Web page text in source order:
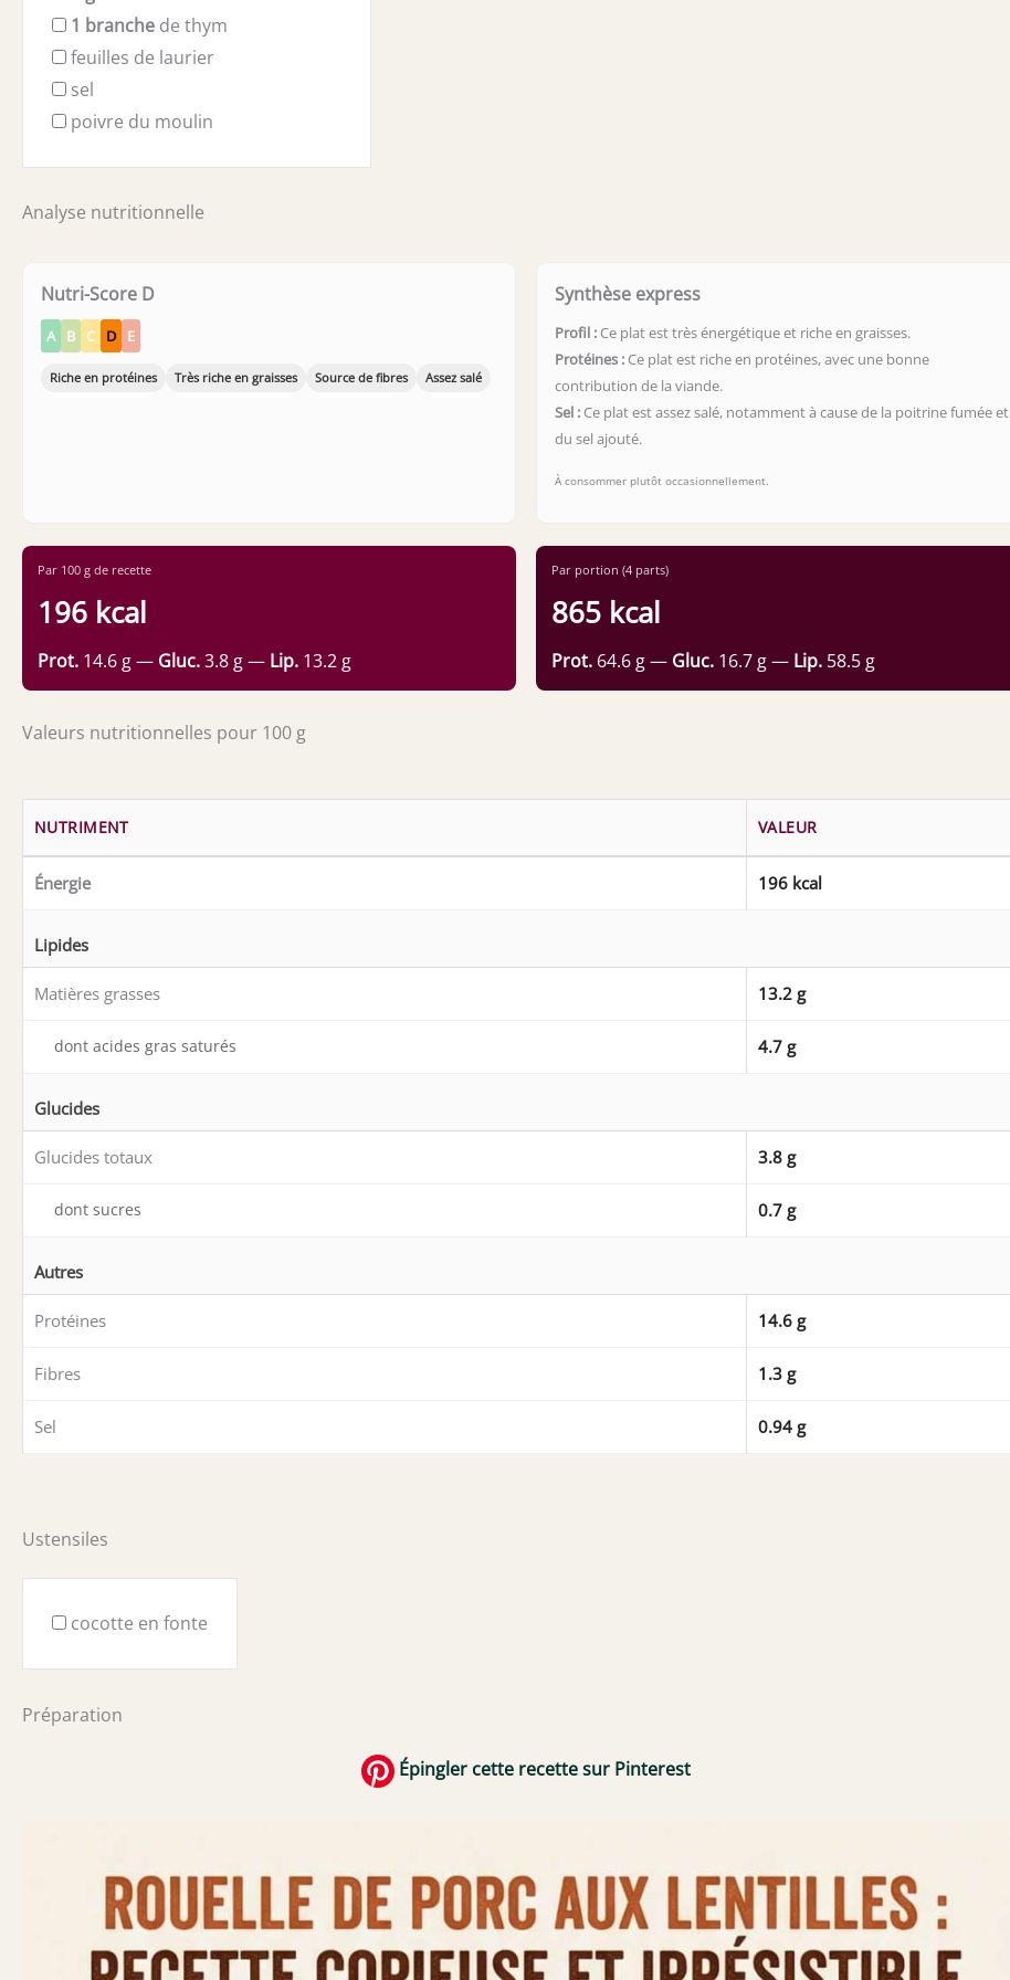
1 branche de thym
feuilles de laurier
sel
poivre du moulin
Analyse nutritionnelle
Nutri-Score D
A B C D E
Riche en protéines Très riche en graisses Source de fibres Assez salé
Synthèse express
Profil : Ce plat est très énergétique et riche en graisses.
Protéines : Ce plat est riche en protéines, avec une bonne
contribution de la viande.
Sel : Ce plat est assez salé, notamment à cause de la poitrine fumée et
du sel ajouté.
À consommer plutôt occasionnellement.
Par 100 g de recette
196 kcal
Prot. 14.6 g — Gluc.3.8 g — Lip. 13.2 g
Par portion (4 parts)
865 kcal
Prot. 64.6 g — Gluc. 16.7 g — Lip. 58.5 g
Valeurs nutritionnelles pour 100 g
NUTRIMENT VALEUR
Énergie 196 kcal
Lipides
Matières grasses 13.2 g
dont acides gras saturés 4.7 g
Glucides
Glucides totaux 3.8 g
dont sucres 0.7 g
Autres
Protéines 14.6 g
Fibres 1.3 g
Sel 0.94 g
Ustensiles
cocotte en fonte
Préparation
Épingler cette recette sur Pinterest